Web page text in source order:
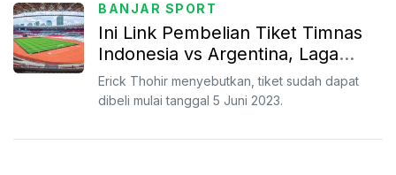
BANJAR SPORT
Ini Link Pembelian Tiket Timnas
Indonesia vs Argentina, Laga
Bersejarah
Erick Thohir menyebutkan, tiket sudah dapat
dibeli mulai tanggal 5 Juni 2023.